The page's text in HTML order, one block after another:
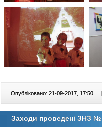
Опубліковано: 21-09-2017, 17:50
Заходи проведені ЗНЗ №